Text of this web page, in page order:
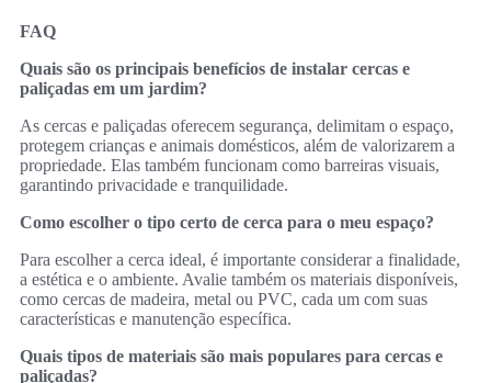
FAQ
Quais são os principais benefícios de instalar cercas e
paliçadas em um jardim?
As cercas e paliçadas oferecem segurança, delimitam o espaço,
protegem crianças e animais domésticos, além de valorizarem a
propriedade. Elas também funcionam como barreiras visuais,
garantindo privacidade e tranquilidade.
Como escolher o tipo certo de cerca para o meu espaço?
Para escolher a cerca ideal, é importante considerar a finalidade,
a estética e o ambiente. Avalie também os materiais disponíveis,
como cercas de madeira, metal ou PVC, cada um com suas
características e manutenção específica.
Quais tipos de materiais são mais populares para cercas e
paliçadas?